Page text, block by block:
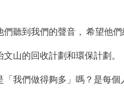
聽到我們的聲音， 希望他
山的回收計劃和環保計劃。
我們做得夠多」嗎？是每個